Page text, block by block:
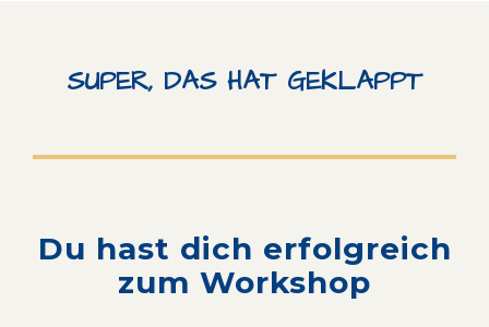
SUPER, DAS HAT GEKLAPPT
Du hast dich erfolgreich
zum Workshop